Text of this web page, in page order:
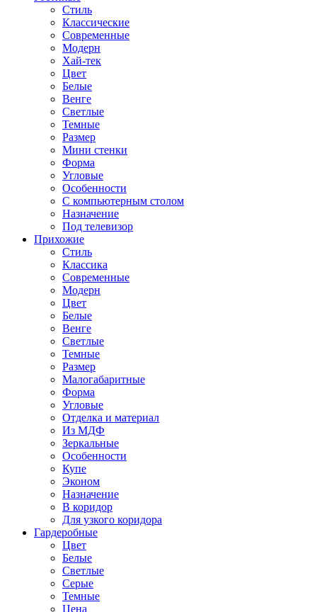
Стиль
Классические
Современные
Модерн
Хай-тек
Цвет
Белые
Венге
Светлые
Темные
Размер
Мини стенки
Форма
Угловые
Особенности
С компьютерным столом
Назначение
Под телевизор
Прихожие
Стиль
Классика
Современные
Модерн
Цвет
Белые
Венге
Светлые
Темные
Размер
Малогабаритные
Форма
Угловые
Отделка и материал
Из МДФ
Зеркальные
Особенности
Купе
Эконом
Назначение
В коридор
Для узкого коридора
Гардеробные
Цвет
Белые
Светлые
Серые
Темные
Цена